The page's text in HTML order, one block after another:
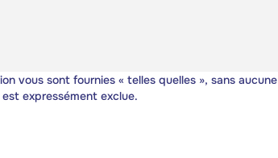
vous sont fournies « telles quelles », sans aucune
expressément exclue.